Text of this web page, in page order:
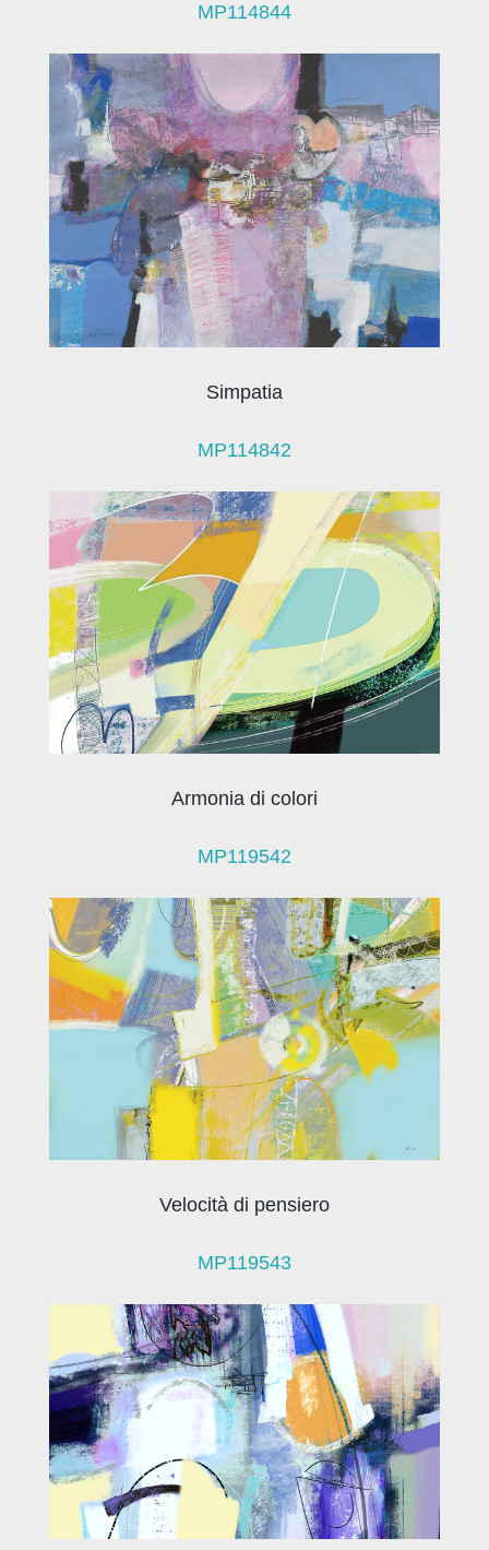
MP114844
Simpatia
MP114842
Armonia di colori
MP119542
Velocità di pensiero
MP119543